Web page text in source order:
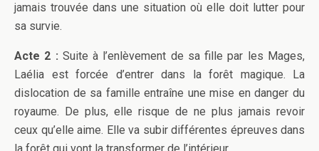
jamais trouvée dans une situation où elle doit lutter pour
sa survie.
Acte 2 : Suite à l’enlèvement de sa fille par les Mages,
Laélia est forcée d’entrer dans la forêt magique. La
dislocation de sa famille entraîne une mise en danger du
royaume. De plus, elle risque de ne plus jamais revoir
ceux qu’elle aime. Elle va subir différentes épreuves dans